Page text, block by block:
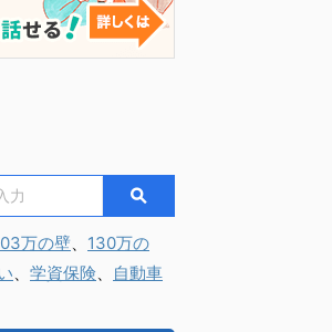
万の壁
130万の
学資保険
自動車